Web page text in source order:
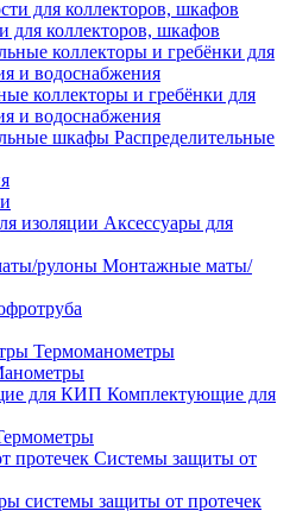
для коллекторов, шкафов
коллекторы и гребёнки для
и водоснабжения
Распределительные
Аксессуары для
Монтажные маты/
Термоманометры
Комплектующие для
Системы защиты от